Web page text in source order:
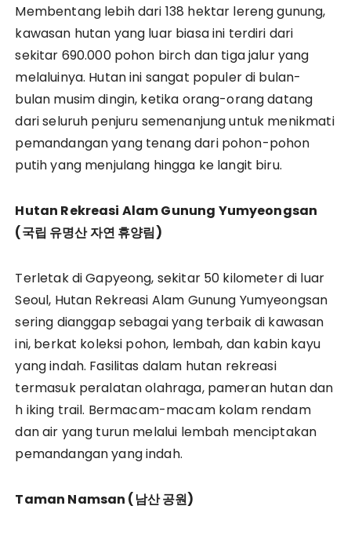
Membentang lebih dari 138 hektar lereng gunung,
kawasan hutan yang luar biasa ini terdiri dari
sekitar 690.000 pohon birch dan tiga jalur yang
melaluinya. Hutan ini sangat populer di bulan-
bulan musim dingin, ketika orang-orang datang
dari seluruh penjuru semenanjung untuk menikmati
pemandangan yang tenang dari pohon-pohon
putih yang menjulang hingga ke langit biru.
Hutan Rekreasi Alam Gunung Yumyeongsan
(국립 유명산자연 휴양림)
Terletak di Gapyeong, sekitar 50 kilometer di luar
Seoul, Hutan Rekreasi Alam Gunung Yumyeongsan
sering dianggap sebagai yang terbaik di kawasan
ini, berkat koleksi pohon, lembah, dan kabin kayu
yang indah. Fasilitas dalam hutan rekreasi
termasuk peralatan olahraga, pameran hutan dan
h iking trail. Bermacam-macam kolam rendam
dan air yang turun melalui lembah menciptakan
pemandangan yang indah.
Taman Namsan (남산공원)